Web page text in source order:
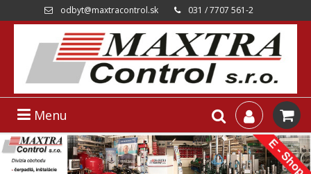
odbyt@maxtracontrol.sk 031 / 7707 561-2
Menu